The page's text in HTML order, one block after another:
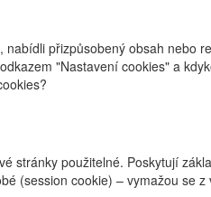
přizpůsobený obsah nebo
"Nastavení cookies" a
stránky použitelné. Poskytují
(session cookie) – vymažou se